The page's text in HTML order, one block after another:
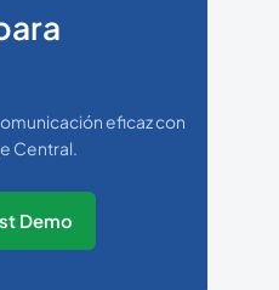
eficaz con
Central.
Demo